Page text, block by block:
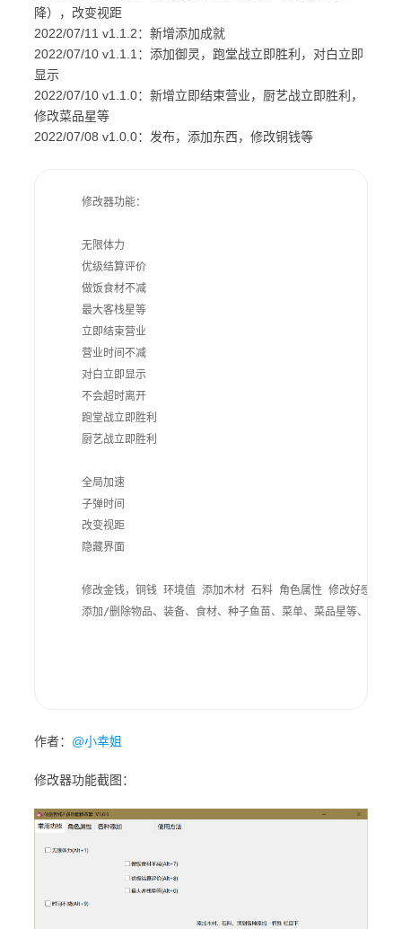
降），改变视距
2022/07/11 v1.1.2：新增添加成就
2022/07/10 v1.1.1：添加御灵，跑堂战立即胜利，对白立即
显示
2022/07/10 v1.1.0：新增立即结束营业，厨艺战立即胜利，
修改菜品星等
2022/07/08 v1.0.0：发布，添加东西，修改铜钱等
    修改器功能：
    无限体力
    优级结算评价
    做饭食材不减
    最大客栈星等
    立即结束营业
    营业时间不减
    对白立即显示
    不会超时离开
    跑堂战立即胜利
    厨艺战立即胜利
    全局加速
    子弹时间
    改变视距
    隐藏界面
    修改金钱，铜钱 环境值 添加木材 石料 角色属性 修改好感度
添加/删除物品、装备、食材、种子鱼苗、菜单、菜品星等、簿记
作者： @小幸姐
修改器功能截图：